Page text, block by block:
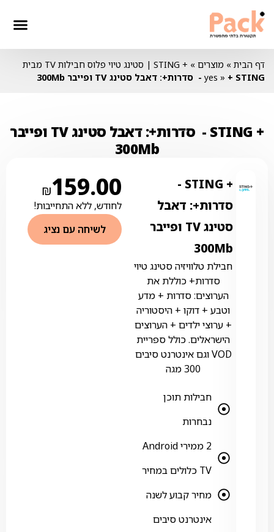
דף הבית » מוצרים »
+ STING | סטינג טיוי פלוס חבילות TV מבית
yes » + STING ‏- ‏ סדרות+: דאבל סטינג TV ופייבר 300Mb
+ STING ‏- ‏ סדרות+: דאבל סטינג TV ופייבר
300Mb
+ STING ‏- ‏
סדרות+: דאבל
סטינג TV ופייבר
300Mb
חבילת טלוויזיה סטינג טיוי
סדרות+ כוללת את
הערוצים: סדרות + מדע
וטבע + דוקו + היסטוריה
+ ערוצי ילדים + הערוצים
הישראלים. כולל ספריית
VOD וגם אינטרנט סיבים
300 מגה
חבילות תוכן
נבחרות
2 ממירי Android
TV כלולים במחיר
מחיר קבוע לשנה
אינטרנט סיבים
₪159.00
לחודש, ללא התחייבות!
לשיחה עם נציג